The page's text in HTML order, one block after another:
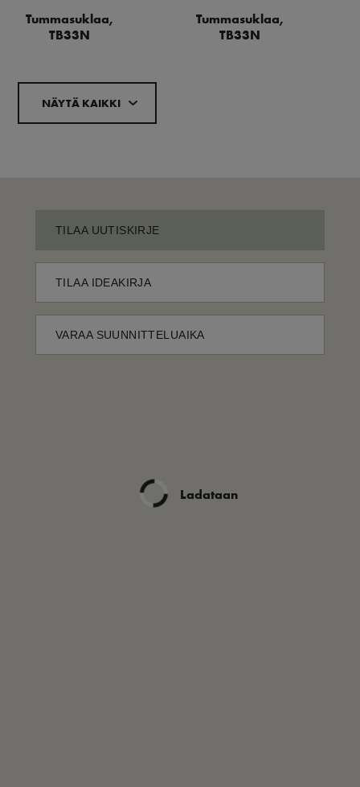
Tummasuklaa,
TB33N
Tummasuklaa,
TB33N
NÄYTÄ KAIKKI
TILAA UUTISKIRJE
TILAA IDEAKIRJA
VARAA SUUNNITTELUAIKA
Ladataan